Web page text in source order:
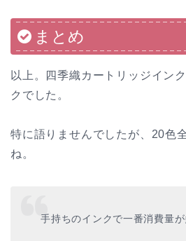
まとめ
以上。四季織カートリッジイン
クでした。
特に語りませんでしたが、20色
ね。
手持ちのインクで一番消費量が